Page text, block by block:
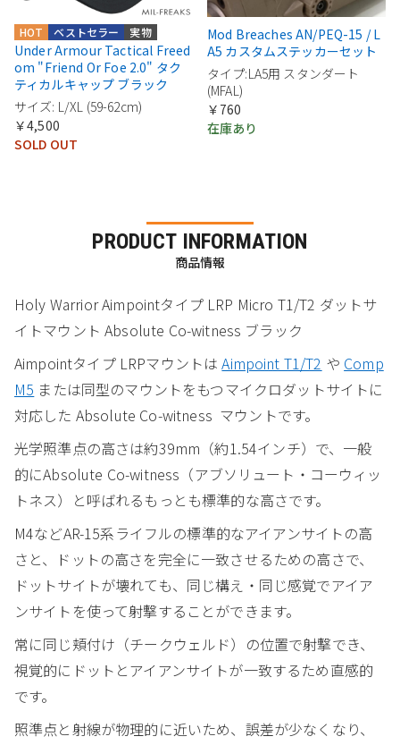
実物
ベストセラー
HOT
Under Armour Tactical Freed
om "Friend Or Foe 2.0" タク
ティカルキャップ ブラック
サイズ: L/XL (59-62cm)
￥4,500
SOLD OUT
Mod Breaches AN/PEQ-15 / L
A5 カスタムステッカーセット
タイプ:LA5用 スタンダート
(MFAL)
￥760
在庫あり
PRODUCT INFORMATION
商品情報
Holy Warrior Aimpointタイプ LRP Micro T1/T2 ダットサ
イトマウント Absolute Co-witness ブラック
Aimpointタイプ LRPマウントはAimpoint T1/T2 や Comp
M5 または同型のマウントをもつマイクロダットサイトに
対応した Absolute Co-witness マウントです。
光学照準点の高さは約39mm（約1.54インチ）で、一般
的にAbsolute Co-witness（アブソリュート・コーウィッ
トネス）と呼ばれるもっとも標準的な高さです。
M4などAR-15系ライフルの標準的なアイアンサイトの高
さと、ドットの高さを完全に一致させるための高さで、
ドットサイトが壊れても、同じ構え・同じ感覚でアイア
ンサイトを使って射撃することができます。
常に同じ頬付け（チークウェルド）の位置で射撃でき、
視覚的にドットとアイアンサイトが一致するため直感的
です。
照準点と射線が物理的に近いため、誤差が少なくなり、